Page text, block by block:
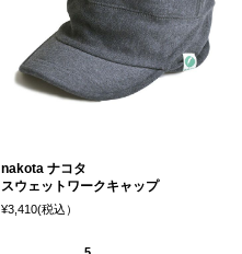
nakota ナコタ
スウェットワークキャップ
¥3,410(税込）